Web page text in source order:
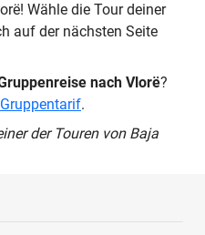
Wähle die Tour deiner
auf der nächsten Seite
nach Vlorë?
Gruppentarif.
der Touren von Baja